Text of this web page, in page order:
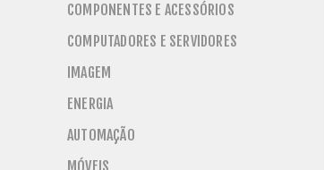
COMPONENTES E ACESSÓRIOS
COMPUTADORES E SERVIDORES
IMAGEM
ENERGIA
AUTOMAÇÃO
MÓVEIS